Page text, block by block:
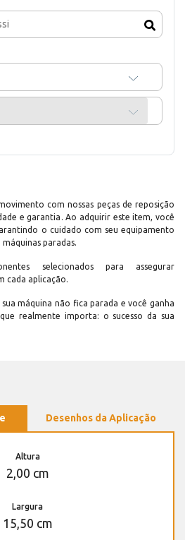
com nossas peças de reposição
e garantia. Ao adquirir este item, você
o cuidado com seu equipamento
paradas.
selecionados para assegurar
cada aplicação.
sua máquina não fica parada e você ganha
realmente importa: o sucesso da sua
Desenhos da Aplicação
Altura
2,00 cm
Largura
15,50 cm